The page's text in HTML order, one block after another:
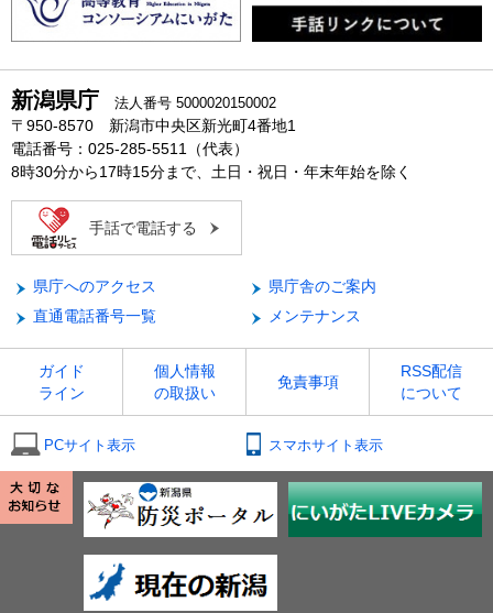
新潟県庁 法人番号 5000020150002
〒950-8570 新潟市中央区新光町4番地1
電話番号：025-285-5511（代表）
8時30分から17時15分まで、土日・祝日・年末年始を除く
手話で電話する
県庁へのアクセス
県庁舎のご案内
直通電話番号一覧
メンテナンス
ガイド
ライン
個人情報
の取扱い
免責事項
RSS配信
について
PCサイト表示 スマホサイト表示